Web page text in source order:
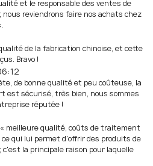
et le responsable des ventes de
reviendrons faire nos achats chez
de la fabrication chinoise, et cette
Bravo !
de bonne qualité et peu coûteuse, la
est sécurisé, très bien, nous sommes
réputée !
meilleure qualité, coûts de traitement
qui lui permet d'offrir des produits de
la principale raison pour laquelle